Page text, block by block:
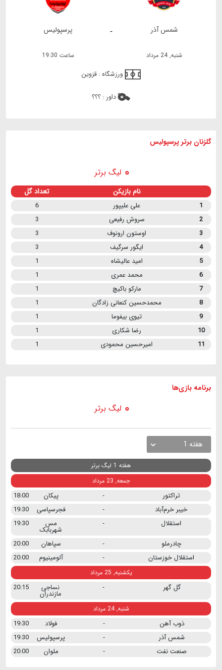
- شمس آذر پرسپولیس
شنبه, 24 مرداد ساعت 19:30
ورزشگاه : قزوین
داور : ؟؟؟
گلزنان برتر پرسپولیس
لیگ برتر
نام بازیکن تعداد گل
1 علی علیپور
6
2
سروش رفیعی
3
3
اوستون ارونوف
3
4
ایگور سرگیف
3
5
امید عالیشاه
1
6
محمد عمری
1
7
مارکو باکیچ
1
8
محمدحسین کنعانی زادگان
1
9
تیوی بیفوما
1
10
رضا شکاری
1
11
امیرحسین محمودی 1
برنامه بازی ها
لیگ برتر
هفته 1
هفته 1 لیگ برتر
جمعه, 23 مرداد
تراکتور - پیکان
18:00
خیبر خرم‌آباد
- فجرسپاسی
19:30
استقلال
- مس
شهربابک
19:30
چادرملو
- سپاهان
20:00
استقلال خوزستان
- آلومینیوم 20:00
یکشنبه, 25 مرداد
گل گهر - نساجی
مازندران
20:15
شنبه, 24 مرداد
ذوب آهن - فولاد
19:30
شمس آذر
- پرسپولیس
19:30
صنعت نفت
- ملوان 20:00